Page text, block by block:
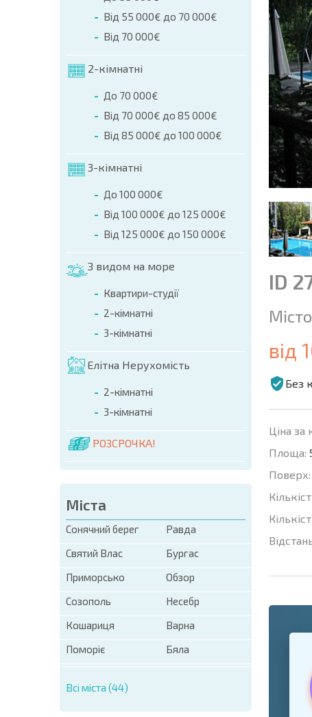
Від 55 000€ до 70 000€
Від 70 000€
2-кімнатні
До 70 000€
Від 70 000€ до 85 000€
Від 85 000€ до 100 000€
3-кімнатні
До 100 000€
Від 100 000€ до 125 000€
Від 125 000€ до 150 000€
З видом на море
Квартири-студії
2-кімнатні
3-кімнатні
Елітна Нерухомість
2-кімнатні
3-кімнатні
РОЗСРОЧКА!
Міста
Сонячний берег
Равда
Святий Влас
Бургас
Приморсько
Обзор
Созополь
Несебр
Кошариця
Варна
Поморіє
Бяла
Всі міста (44)
+359 8 9797 99 03
ID
від
Без
Ціна за
Площа:
Поверх:
United
+1
* Поля